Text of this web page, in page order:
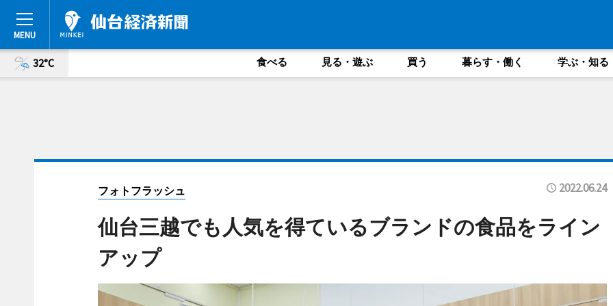
32°C 食べる 見る・遊ぶ 買う 暮らす・働く 学ぶ・知る
フォトフラッシュ 2022.06.24
仙台三越でも人気を得ているブランドの食品をライン
アップ